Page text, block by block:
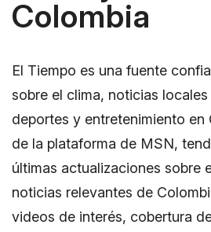
Colombia
El Tiempo es una fuente
sobre el clima, noticias
deportes y entretenimiento en
de la plataforma de MSN,
últimas actualizaciones sobre
noticias relevantes de
videos de interés, cobertura